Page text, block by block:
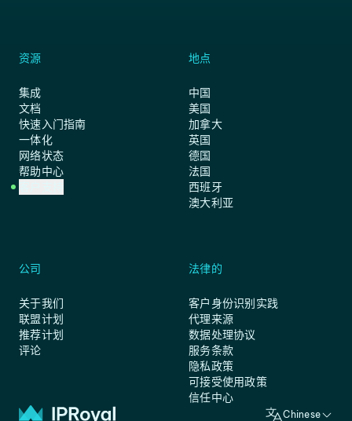
资源
集成
文档
快速入门指南
一体化
网络状态
帮助中心
地点
中国
美国
加拿大
英国
德国
法国
西班牙
澳大利亚
公司
关于我们
联盟计划
推荐计划
评论
法律的
客户身份识别实践
代理来源
数据处理协议
服务条款
隐私政策
可接受使用政策
信任中心
Chinese